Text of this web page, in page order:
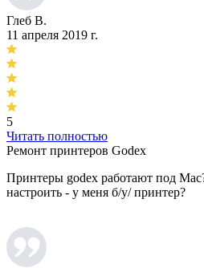
Глеб В.
11 апреля 2019 г.
5
Читать полностью
Ремонт принтеров Godex
Принтеры godex работают под
настроить - у меня б/у/ принтер?